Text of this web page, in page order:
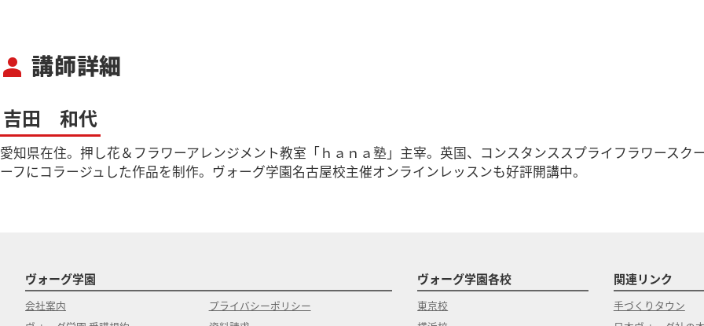
person 講師詳細
吉田 和代
愛知県在住。押し花＆フラワーアレンジメント教室「ｈａｎａ塾」主宰。英国、コンスタンススプライフラワース
ーフにコラージュした作品を制作。ヴォーグ学園名古屋校主催オンラインレッスンも好評開講中。
ヴォーグ学園
会社案内
プライバシーポリシー
ヴォーグ学園各校
東京校
関連リンク
手づくりタウン